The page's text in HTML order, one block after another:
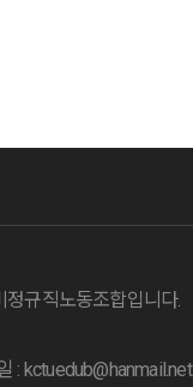
규직노동조합입니다.
: kctuedub@hanmail.net